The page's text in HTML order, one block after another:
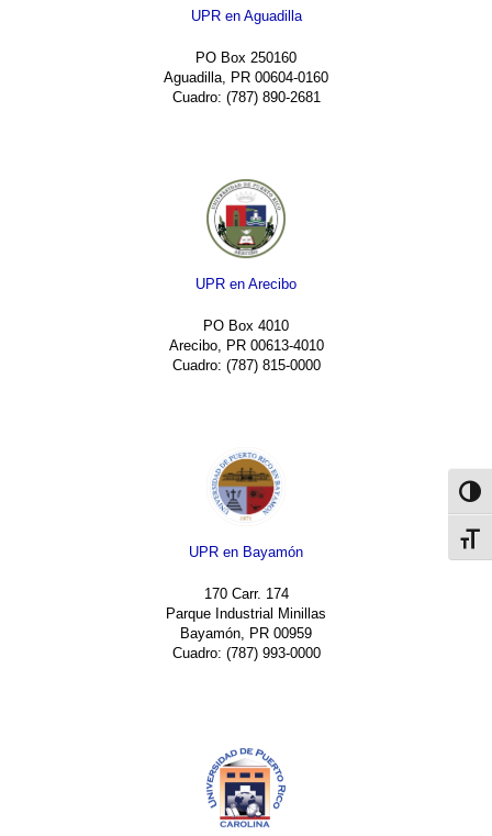
UPR en Aguadilla
PO Box 250160
Aguadilla, PR 00604-0160
Cuadro: (787) 890-2681
UPR en Arecibo
PO Box 4010
Arecibo, PR 00613-4010
Cuadro: (787) 815-0000
UPR en Bayamón
170 Carr. 174
Parque Industrial Minillas
Bayamón, PR 00959
Cuadro: (787) 993-0000